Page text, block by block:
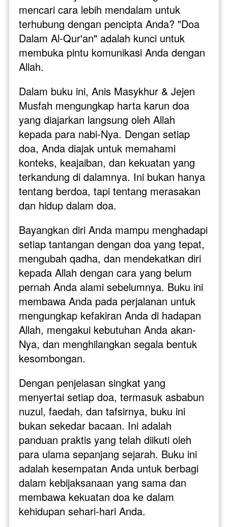
mencari cara lebih mendalam untuk
terhubung dengan pencipta Anda? "Doa
Dalam Al-Qur'an" adalah kunci untuk
membuka pintu komunikasi Anda dengan
Allah.
Dalam buku ini, Anis Masykhur & Jejen
Musfah mengungkap harta karun doa
yang diajarkan langsung oleh Allah
kepada para nabi-Nya. Dengan setiap
doa, Anda diajak untuk memahami
konteks, keajaiban, dan kekuatan yang
terkandung di dalamnya. Ini bukan hanya
tentang berdoa, tapi tentang merasakan
dan hidup dalam doa.
Bayangkan diri Anda mampu menghadapi
setiap tantangan dengan doa yang tepat,
mengubah qadha, dan mendekatkan diri
kepada Allah dengan cara yang belum
pernah Anda alami sebelumnya. Buku ini
membawa Anda pada perjalanan untuk
mengungkap kefakiran Anda di hadapan
Allah, mengakui kebutuhan Anda akan-
Nya, dan menghilangkan segala bentuk
kesombongan.
Dengan penjelasan singkat yang
menyertai setiap doa, termasuk asbabun
nuzul, faedah, dan tafsirnya, buku ini
bukan sekedar bacaan. Ini adalah
panduan praktis yang telah diikuti oleh
para ulama sepanjang sejarah. Buku ini
adalah kesempatan Anda untuk berbagi
dalam kebijaksanaan yang sama dan
membawa kekuatan doa ke dalam
kehidupan sehari-hari Anda.